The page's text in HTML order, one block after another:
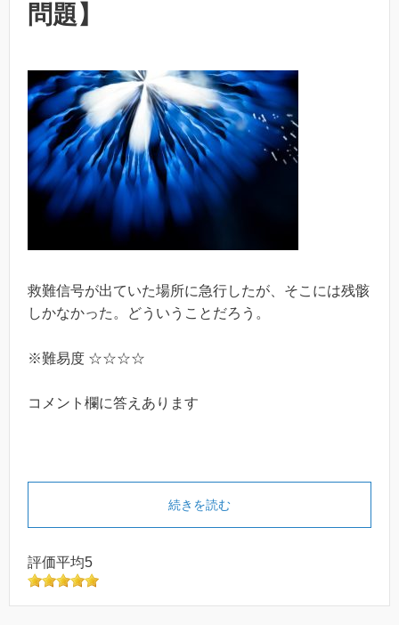
問題】
救難信号が出ていた場所に急行したが、そこには残骸
しかなかった。どういうことだろう。
※難易度 ☆☆☆☆
コメント欄に答えあります
続きを読む
評価平均5